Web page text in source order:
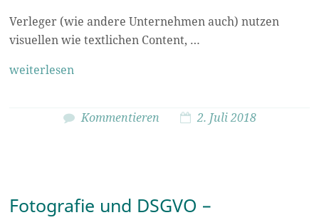
Verleger (wie andere Unternehmen auch) nutzen
visuellen wie textlichen Content, …
weiterlesen
Kommentieren 2. Juli 2018
Fotografie und DSGVO –